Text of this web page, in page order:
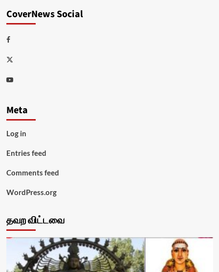
CoverNews Social
Facebook
Twitter
Youtube
Meta
Log in
Entries feed
Comments feed
WordPress.org
தவற விட்டவை